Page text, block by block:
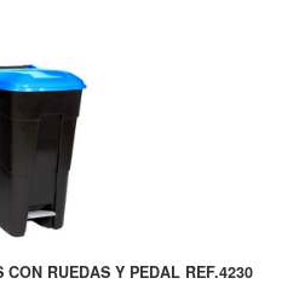
RUEDAS Y PEDAL REF.4230